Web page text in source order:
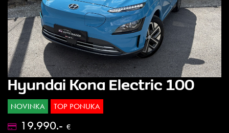
Hyundai Kona Electric 100
NOVINKA TOP PONUKA
19.990.- €